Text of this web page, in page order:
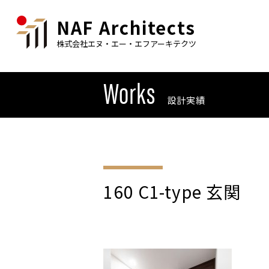
NAF Architects
株式会社エヌ・エー・エフアーキテクツ
Works 設計実績
160 C1-type 玄関